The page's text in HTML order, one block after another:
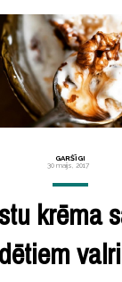
GARŠĪGI
30 maijs, 2017
krēma